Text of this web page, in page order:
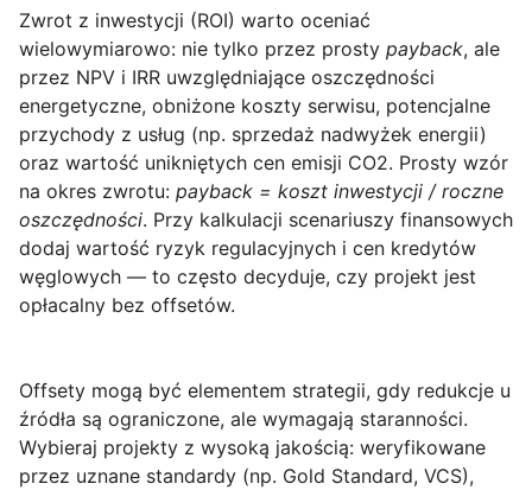
Zwrot z inwestycji (ROI) warto oceniać
wielowymiarowo: nie tylko przez prosty payback, ale
przez NPV i IRR uwzględniające oszczędności
energetyczne, obniżone koszty serwisu, potencjalne
przychody z usług (np. sprzedaż nadwyżek energii)
oraz wartość unikniętych cen emisji CO2. Prosty wzór
na okres zwrotu: payback = koszt inwestycji / roczne
oszczędności. Przy kalkulacji scenariuszy finansowych
dodaj wartość ryzyk regulacyjnych i cen kredytów
węglowych — to często decyduje, czy projekt jest
opłacalny bez offsetów.
Offsety mogą być elementem strategii, gdy redukcje u
źródła są ograniczone, ale wymagają staranności.
Wybieraj projekty z wysoką jakością: weryfikowane
przez uznane standardy (np. Gold Standard, VCS),